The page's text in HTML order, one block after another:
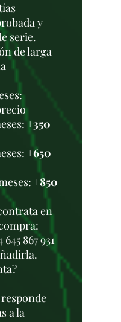
y
serie.
de larga
+350
+650
+850
en
867 931
a la